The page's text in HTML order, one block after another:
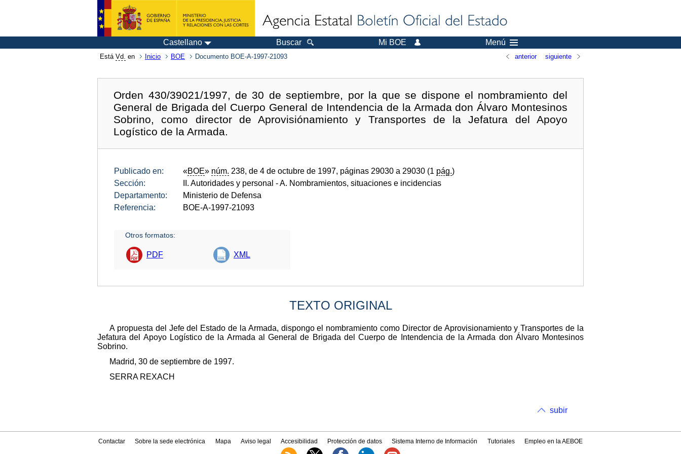
Castellano Buscar Mi BOE Menú
Está Vd. en Inicio BOE Documento BOE-A-1997-21093 anterior siguiente
Orden 430/39021/1997, de 30 de septiembre, por la que se dispone el nombramiento del
General de Brigada del Cuerpo General de Intendencia de la Armada don Álvaro Montesinos
Sobrino, como director de Aprovisiónamiento y Transportes de la Jefatura del Apoyo
Logístico de la Armada.
Publicado en: «BOE» núm. 238, de 4 de octubre de 1997, páginas 29030 a 29030 (1 pág.)
Sección:
II. Autoridades y personal - A. Nombramientos, situaciones e incidencias
Departamento:
Ministerio de Defensa
Referencia:
BOE-A-1997-21093
Otros formatos:
PDF XML
TEXTO ORIGINAL
A propuesta del Jefe del Estado de la Armada, dispongo el nombramiento como Director de Aprovisionamiento y Transportes de la
Jefatura del Apoyo Logístico de la Armada al General de Brigada del Cuerpo de Intendencia de la Armada don Álvaro Montesinos
Sobrino.
Madrid, 30 de septiembre de 1997.
SERRA REXACH
subir
Contactar Sobre la sede electrónica Mapa Aviso legal Accesibilidad Protección de datos Sistema Interno de Información Tutoriales Empleo en la AEBOE